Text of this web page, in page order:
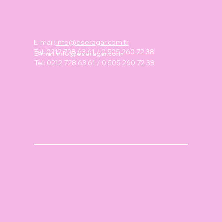
E-mail:info@eseragar.com
Tel: 0212 728 63 61 / 0 505 260 72 38
E-mail: info@eseragar.com.tr
Tel:0212 728 63 61/0 505 260 72 38